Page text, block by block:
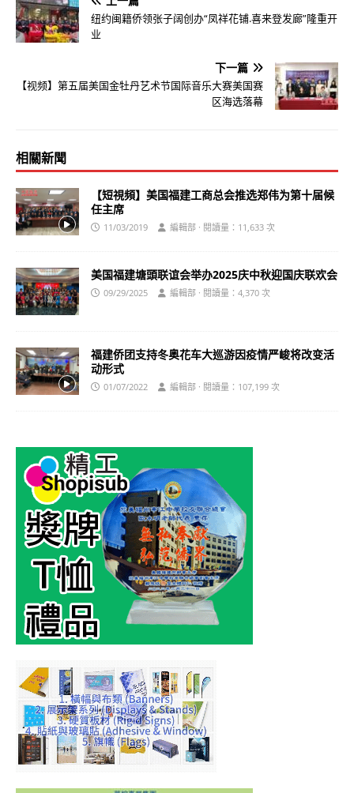
纽约闽籍侨领张子阔创办“凤祥花铺.喜来登发廊”隆重开
业
下一篇
【视频】第五届美国金牡丹艺术节国际音乐大赛美国赛
区海选落幕
相關新聞
【短視頻】美国福建工商总会推选郑伟为第十届候
任主席
11/03/2019 編輯部 · 閱讀量：11,633 次
美国福建塘頭联谊会举办2025庆中秋迎国庆联欢会
09/29/2025 編輯部 · 閱讀量：4,370 次
福建侨团支持冬奥花车大巡游因疫情严峻将改变活
动形式
01/07/2022 編輯部 · 閱讀量：107,199 次